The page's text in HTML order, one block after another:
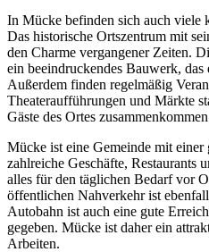
In Mücke befinden sich auch viele
Das historische Ortszentrum mit
den Charme vergangener Zeiten.
ein beeindruckendes Bauwerk, das
Außerdem finden regelmäßig
Theateraufführungen und Märkte
Gäste des Ortes
Mücke ist eine Gemeinde mit
zahlreiche Geschäfte, Restaurants
alles für den täglichen Bedarf vor
öffentlichen Nahverkehr ist
Autobahn ist auch eine gute
gegeben. Mücke ist daher ein
Arbeiten.